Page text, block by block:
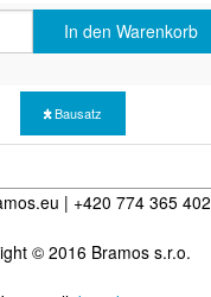
In den Warenkorb
Bausatz
| +420 774 365 402
© 2016 Bramos s.r.o.